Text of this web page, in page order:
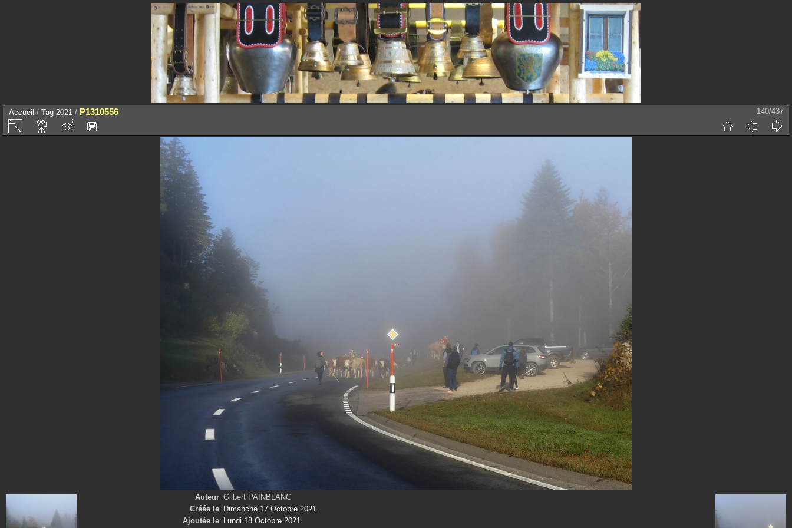
Accueil / Tag 2021 / P1310556 140/437
Auteur Gilbert PAINBLANC
Créée le Dimanche 17 Octobre 2021
Ajoutée le Lundi 18 Octobre 2021